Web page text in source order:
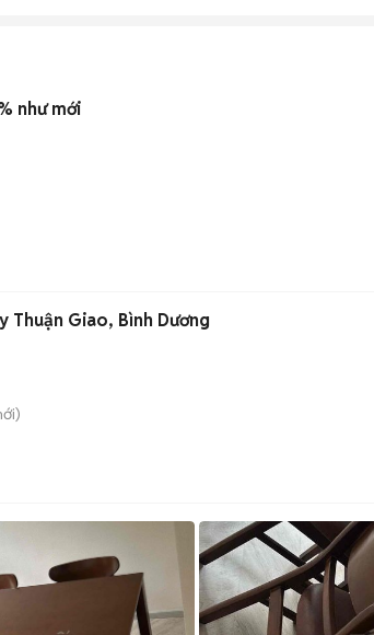
như mới
Giao, Bình Dương